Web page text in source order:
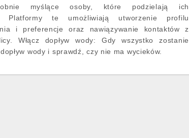
myślące osoby, które podzielają ich
Platformy te umożliwiają utworzenie profilu
i preferencje oraz nawiązywanie kontaktów z
Włącz dopływ wody: Gdy wszystko zostanie
wody i sprawdź, czy nie ma wycieków.